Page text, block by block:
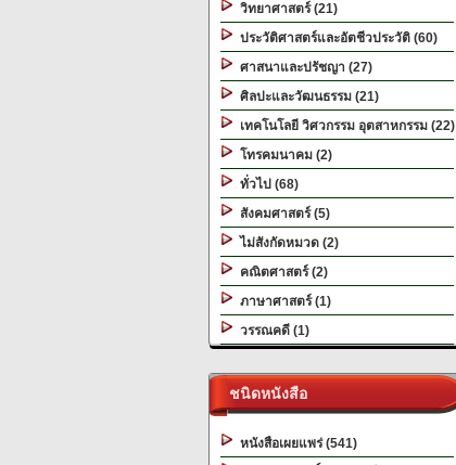
วิทยาศาสตร์ (21)
ประวัติศาสตร์และอัตชีวประวัติ (60)
ศาสนาและปรัชญา (27)
ศิลปะและวัฒนธรรม (21)
เทคโนโลยี วิศวกรรม อุตสาหกรรม (22)
โทรคมนาคม (2)
ทั่วไป (68)
สังคมศาสตร์ (5)
ไม่สังกัดหมวด (2)
คณิตศาสตร์ (2)
ภาษาศาสตร์ (1)
วรรณคดี (1)
ชนิดหนังสือ
หนังสือเผยแพร่ (541)